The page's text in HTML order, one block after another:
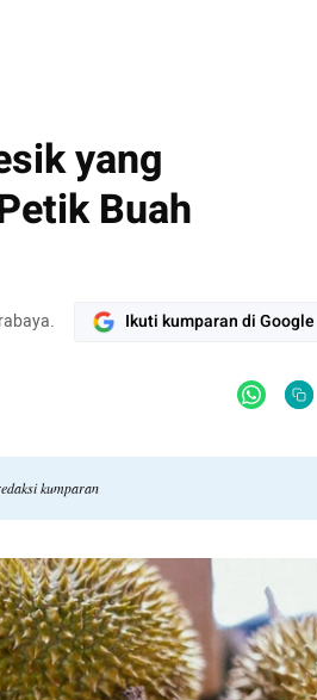
yang
Buah
Ikuti kumparan di Google
kumparan